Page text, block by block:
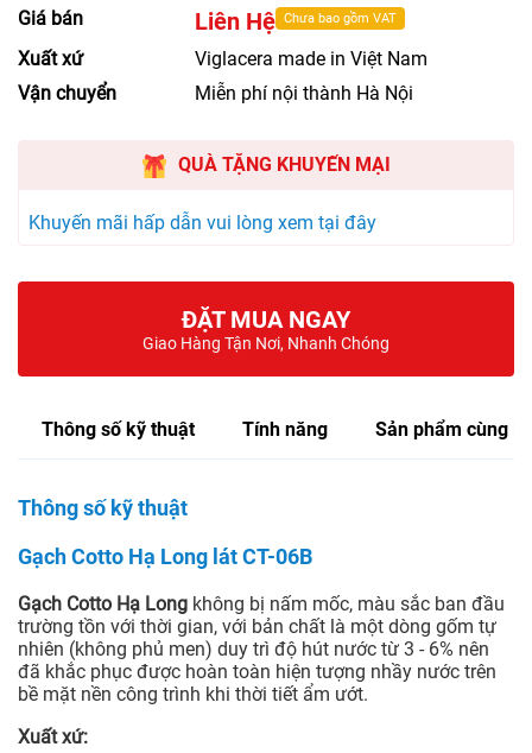
Giá bán Liên Hệ Chưa bao gồm VAT
Xuất xứ
Viglacera made in Việt Nam
Vận chuyển
Miễn phí nội thành Hà Nội
QUÀ TẶNG KHUYẾN MẠI
Khuyến mãi hấp dẫn vui lòng xem tại đây
ĐẶT MUA NGAY
Giao Hàng Tận Nơi, Nhanh Chóng
Thông số kỹ thuật Tính năng Sản phẩm cùng
Thông số kỹ thuật
Gạch Cotto Hạ Long lát CT-06B
Gạch Cotto Hạ Long không bị nấm mốc, màu sắc ban đầu
trường tồn với thời gian, với bản chất là một dòng gốm tự
nhiên (không phủ men) duy trì độ hút nước từ 3 - 6% nên
đã khắc phục được hoàn toàn hiện tượng nhầy nước trên
bề mặt nền công trình khi thời tiết ẩm ướt.
Xuất xứ: